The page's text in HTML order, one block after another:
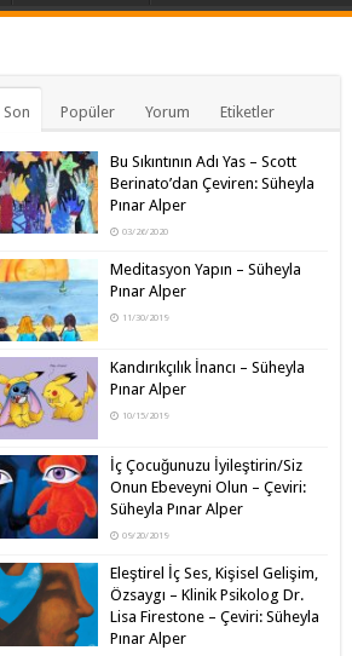
Son Popüler Yorum Etiketler
Bu Sıkıntının Adı Yas – Scott
Berinato’dan Çeviren: Süheyla
Pınar Alper
03/26/2020
Meditasyon Yapın – Süheyla
Pınar Alper
11/30/2019
Kandırıkçılık İnancı – Süheyla
Pınar Alper
10/15/2019
İç Çocuğunuzu İyileştirin/Siz
Onun Ebeveyni Olun – Çeviri:
Süheyla Pınar Alper
09/20/2019
Eleştirel İç Ses, Kişisel Gelişim,
Özsaygı – Klinik Psikolog Dr.
Lisa Firestone – Çeviri: Süheyla
Pınar Alper